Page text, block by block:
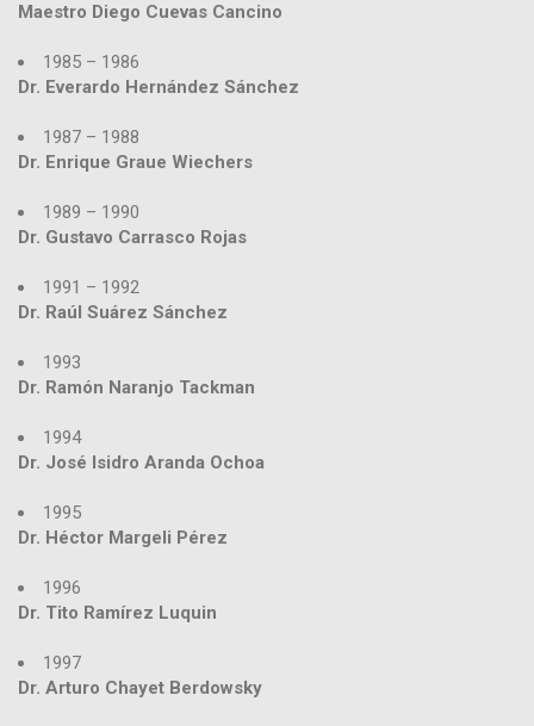
Maestro Diego Cuevas Cancino
1985 – 1986
Dr. Everardo Hernández Sánchez
1987 – 1988
Dr. Enrique Graue Wiechers
1989 – 1990
Dr. Gustavo Carrasco Rojas
1991 – 1992
Dr. Raúl Suárez Sánchez
1993
Dr. Ramón Naranjo Tackman
1994
Dr. José Isidro Aranda Ochoa
1995
Dr. Héctor Margeli Pérez
1996
Dr. Tito Ramírez Luquin
1997
Dr. Arturo Chayet Berdowsky